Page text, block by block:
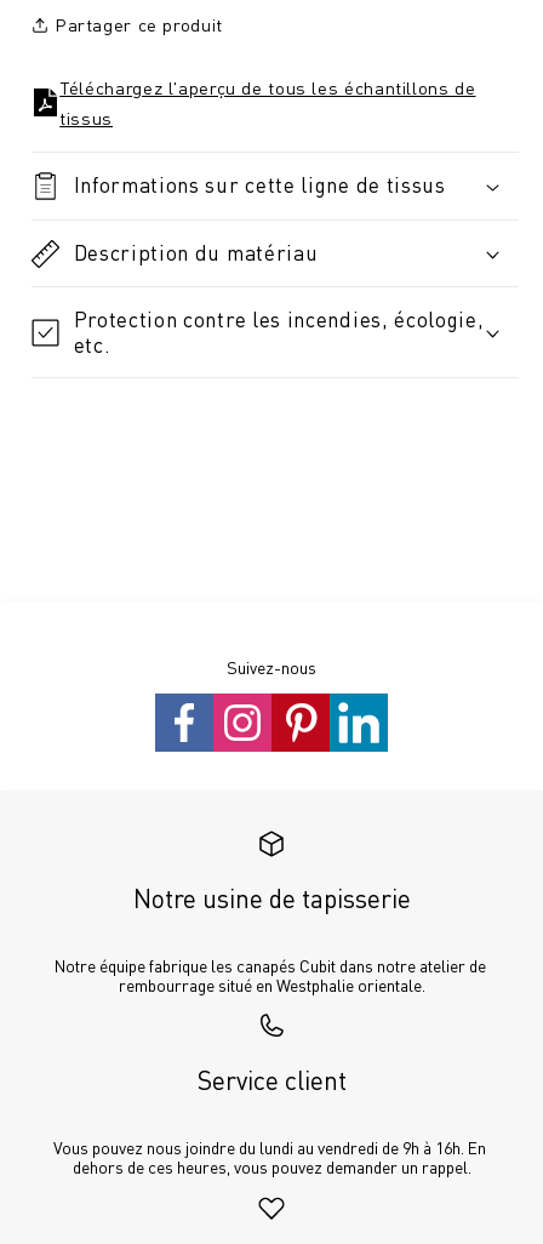
Partager ce produit
Téléchargez l'aperçu de tous les échantillons de
tissus
Informations sur cette ligne de tissus
Description du matériau
Protection contre les incendies, écologie,
etc.
Suivez-nous
Notre usine de tapisserie
Notre équipe fabrique les canapés Cubit dans notre atelier de
rembourrage situé en Westphalie orientale.
Service client
Vous pouvez nous joindre du lundi au vendredi de 9h à 16h. En
dehors de ces heures, vous pouvez demander un rappel.